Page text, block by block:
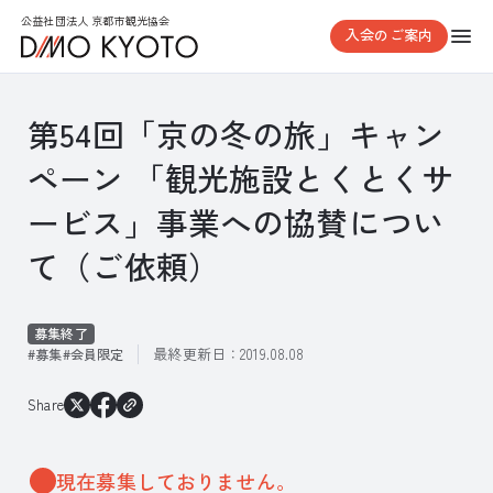
公益社団法人 京都市観光協会
入会のご案内
第54回「京の冬の旅」キャン
ペーン 「観光施設とくとくサ
ービス」事業への協賛につい
て（ご依頼）
募集終了
募集 会員限定 最終更新日：2019.08.08
Share
現在募集しておりません。